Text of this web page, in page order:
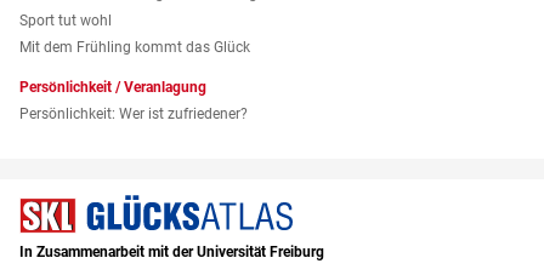
Sport tut wohl
Mit dem Frühling kommt das Glück
Persönlichkeit / Veranlagung
Persönlichkeit: Wer ist zufriedener?
In Zusammenarbeit mit der Universität Freiburg